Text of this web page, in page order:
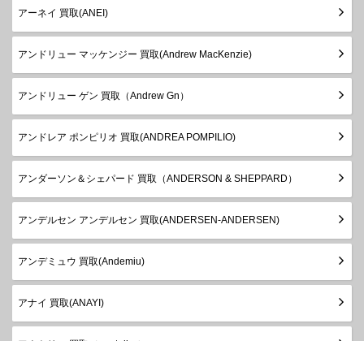
アーネイ 買取(ANEI)
アンドリュー マッケンジー 買取(Andrew MacKenzie)
アンドリュー ゲン 買取（Andrew Gn）
アンドレア ポンピリオ 買取(ANDREA POMPILIO)
アンダーソン＆シェパード 買取（ANDERSON & SHEPPARD）
アンデルセン アンデルセン 買取(ANDERSEN-ANDERSEN)
アンデミュウ 買取(Andemiu)
アナイ 買取(ANAYI)